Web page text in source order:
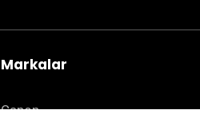
Markalar
Canon